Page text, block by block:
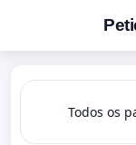
Todos os